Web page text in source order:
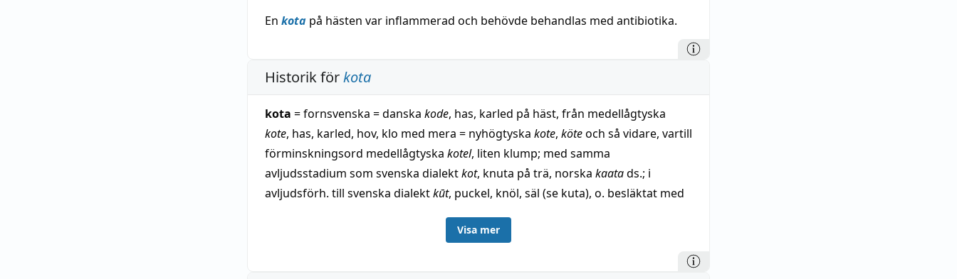
En kota på hästen var inflammerad och behövde behandlas med antibiotika.
Historik förkota
kota = fornsvenska = danska kode, has, karled på häst, från medellågtyska
kote, has, karled, hov, klo med mera = nyhögtyska kote, köteoch så vidare, vartill
förminskningsord medellågtyska kotel, liten klump; med samma
avljudsstadium som svenska dialektkot, knuta på trä, norska kaatads.; i
avljudsförh. till svenska dialektkūt, puckel, knöl, säl (se kuta), o. besläktat med
, vara böjd och dylikt (se kjusa, kula, kåta). Jämför Torp NTfF 3 R 16:
Visa mer